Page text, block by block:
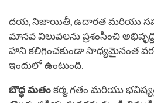
దయ, నిజాయితీ, ఉదారత మరియు
మానవ విలువలను ప్రశంసించి
హాని కలిగించకుండా సాధ్యమైనంత
ఇందులో ఉంటుంది.
బౌద్ధ మతం కర్మ, గతం మరియు